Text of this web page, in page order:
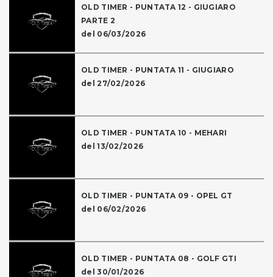
OLD TIMER - PUNTATA 12 - GIUGIARO
PARTE 2
del 06/03/2026
OLD TIMER - PUNTATA 11 - GIUGIARO
del 27/02/2026
OLD TIMER - PUNTATA 10 - MEHARI
del 13/02/2026
OLD TIMER - PUNTATA 09 - OPEL GT
del 06/02/2026
OLD TIMER - PUNTATA 08 - GOLF GTI
del 30/01/2026